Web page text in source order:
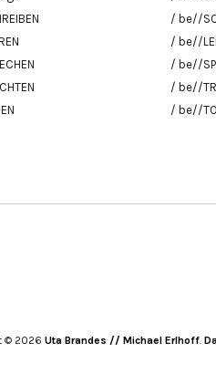
/ be//
/ be//
/ be//
/ be//
/ be//
© 2026 Uta Brandes // Michael Erlhoff